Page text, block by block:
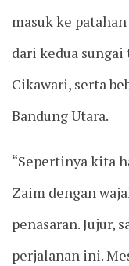
masuk ke
dari kedua
Cikawari, serta
Bandung Utara.
“Sepertinya kita
Zaim dengan
penasaran. Jujur,
perjalanan ini.